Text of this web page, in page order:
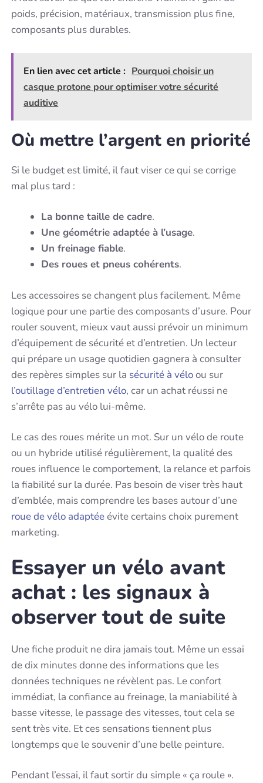
poids, précision, matériaux, transmission plus fine,
composants plus durables.
En lien avec cet article : Pourquoi choisir un
casque protone pour optimiser votre sécurité
auditive
Où mettre l’argent en priorité
Si le budget est limité, il faut viser ce qui se corrige
mal plus tard :
La bonne taille de cadre.
Une géométrie adaptée à l’usage.
Un freinage fiable.
Des roues et pneus cohérents.
Les accessoires se changent plus facilement. Même
logique pour une partie des composants d’usure. Pour
rouler souvent, mieux vaut aussi prévoir un minimum
d’équipement de sécurité et d’entretien. Un lecteur
qui prépare un usage quotidien gagnera à consulter
des repères simples sur la sécurité à véloou sur
l’outillage d’entretien vélo, car un achat réussi ne
s’arrête pas au vélo lui-même.
Le cas des roues mérite un mot. Sur un vélo de route
ou un hybride utilisé régulièrement, la qualité des
roues influence le comportement, la relance et parfois
la fiabilité sur la durée. Pas besoin de viser très haut
d’emblée, mais comprendre les bases autour d’une
roue de vélo adaptéeévite certains choix purement
marketing.
Essayer un vélo avant
achat : les signaux à
observer tout de suite
Une fiche produit ne dira jamais tout. Même un essai
de dix minutes donne des informations que les
données techniques ne révèlent pas. Le confort
immédiat, la confiance au freinage, la maniabilité à
basse vitesse, le passage des vitesses, tout cela se
sent très vite. Et ces sensations tiennent plus
longtemps que le souvenir d’une belle peinture.
Pendant l’essai, il faut sortir du simple « ça roule ».